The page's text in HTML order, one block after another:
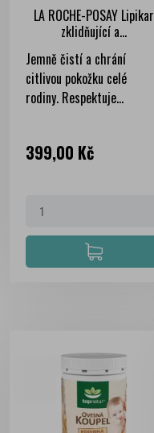
LA ROCHE-POSAY Lipikar
zklidňující a...
Jemně čistí a chrání
citlivou pokožku celé
rodiny. Respektuje...
Cena
399,00 Kč